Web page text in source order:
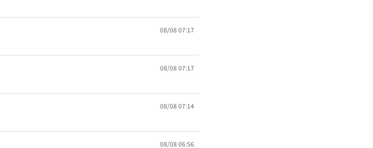
08/08 07:17
08/08 07:17
08/08 07:14
08/08 06:56